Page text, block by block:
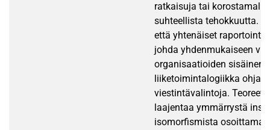
ratkaisuja tai
suhteellista tehokkuutta.
että yhtenäiset
johda yhdenmukaiseen
organisaatioiden sisäinen
liiketoimintalogiikka ohjaa
viestintävalintoja.
laajentaa ymmärrystä
isomorfismista